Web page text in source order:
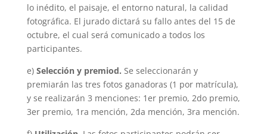
lo inédito, el paisaje, el entorno natural, la calidad
fotográfica. El jurado dictará su fallo antes del 15 de
octubre, el cual será comunicado a todos los
participantes.
e) Selección y premiod. Se seleccionarán y
premiarán las tres fotos ganadoras (1 por matrícula),
y se realizarán 3 menciones: 1er premio, 2do premio,
3er premio, 1ra mención, 2da mención, 3ra mención.